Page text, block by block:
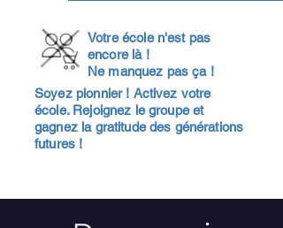
Votre école n'est pas
encore là !
Ne manquez pas ça !
Soyez pionnier ! Activez votre
école. Rejoignez le groupe et
gagnez la gratitude des générations
futures !